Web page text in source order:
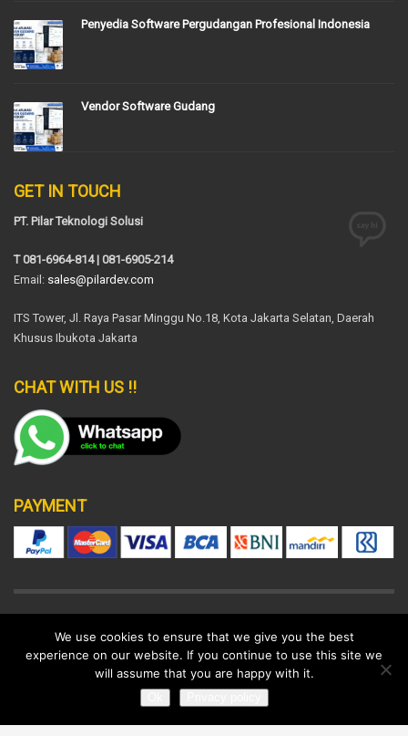
Penyedia Software Pergudangan Profesional Indonesia
Vendor Software Gudang
GET IN TOUCH
PT. Pilar Teknologi Solusi
T 081-6964-814 | 081-6905-214
Email: sales@pilardev.com
ITS Tower, Jl. Raya Pasar Minggu No.18, Kota Jakarta Selatan, Daerah
Khusus Ibukota Jakarta
CHAT WITH US !!
PAYMENT
DISCLAIMER SUPPORT POLICY LEGAL
© 2022 All rights reserved.
We use cookies to ensure that we give you the best
experience on our website. If you continue to use this site we
will assume that you are happy with it.